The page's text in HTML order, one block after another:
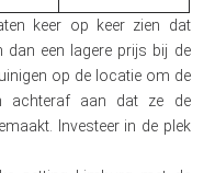
keer op keer zien dat
dan een lagere prijs bij de
op de locatie om de
achteraf aan dat ze de
Investeer in de plek